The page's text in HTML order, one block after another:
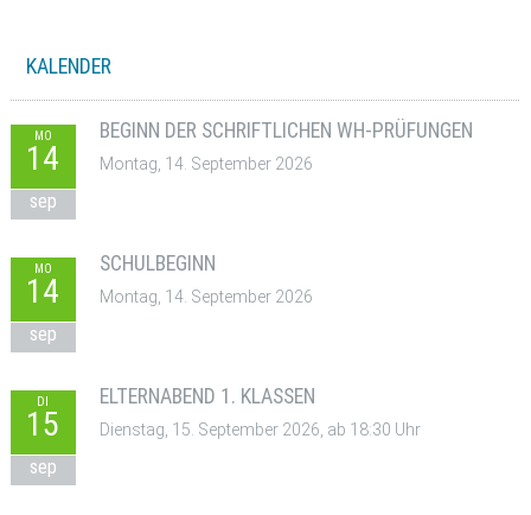
KALENDER
MO
14
sep
BEGINN DER SCHRIFTLICHEN WH-PRÜFUNGEN
Montag, 14. September 2026
MO
14
sep
SCHULBEGINN
Montag, 14. September 2026
DI
15
sep
ELTERNABEND 1. KLASSEN
Dienstag, 15. September 2026, ab 18:30 Uhr